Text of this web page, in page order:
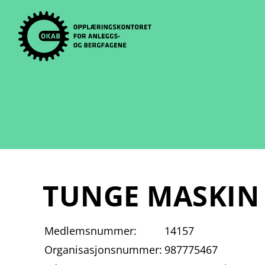
content
TUNGE MASKIN
Medlemsnummer:
14157
Organisasjonsnummer: 987775467